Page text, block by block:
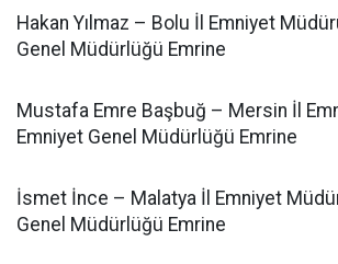
Hakan Yılmaz – Bolu İl Emniyet
Genel Müdürlüğü Emrine
Mustafa Emre Başbuğ – Mersin İl
Emniyet Genel Müdürlüğü Emrine
İsmet İnce – Malatya İl Emniyet
Genel Müdürlüğü Emrine